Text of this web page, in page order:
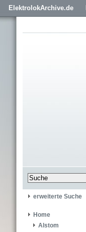
ElektrolokArchive.de
erweiterte Suche
Home
Alstom